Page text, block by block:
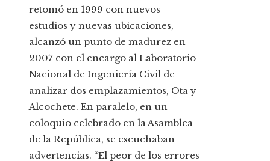
retomó en 1999 con nuevos
estudios y nuevas ubicaciones,
alcanzó un punto de madurez en
2007 con el encargo al Laboratorio
Nacional de Ingeniería Civil de
analizar dos emplazamientos, Ota y
Alcochete. En paralelo, en un
coloquio celebrado en la Asamblea
de la República, se escuchaban
advertencias. “El peor de los errores